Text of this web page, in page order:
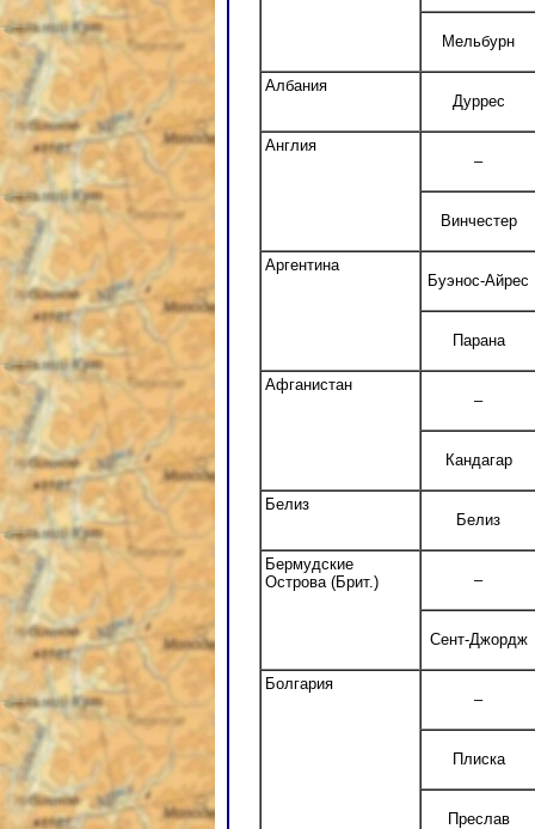
Мельбурн
Албания
Дуррес
Англия
–
Винчестер
Аргентина
Буэнос-Айрес
Парана
Афганистан
–
Кандагар
Белиз
Белиз
Бермудские
Острова (Брит.)
–
Сент-Джордж
Болгария
–
Плиска
Преслав